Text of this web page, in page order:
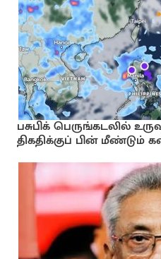
பசுபிக் பெருங்கடலில்
திகதிக்குப் பின் மீண்டும்